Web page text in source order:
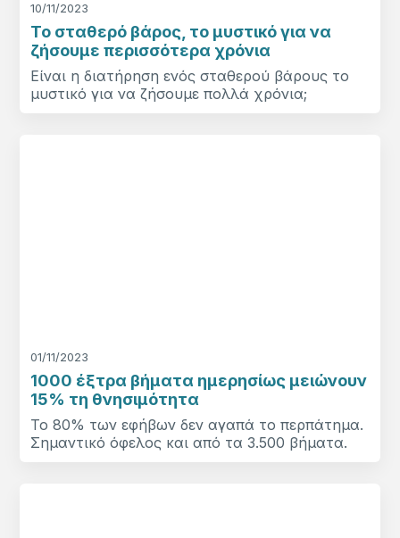
10/11/2023
Το σταθερό βάρος, το μυστικό για να
ζήσουμε περισσότερα χρόνια
Είναι η διατήρηση ενός σταθερού βάρους το
μυστικό για να ζήσουμε πολλά χρόνια;
01/11/2023
1000 έξτρα βήματα ημερησίως μειώνουν
15% τη θνησιμότητα
Το 80% των εφήβων δεν αγαπά το περπάτημα.
Σημαντικό όφελος και από τα 3.500 βήματα.